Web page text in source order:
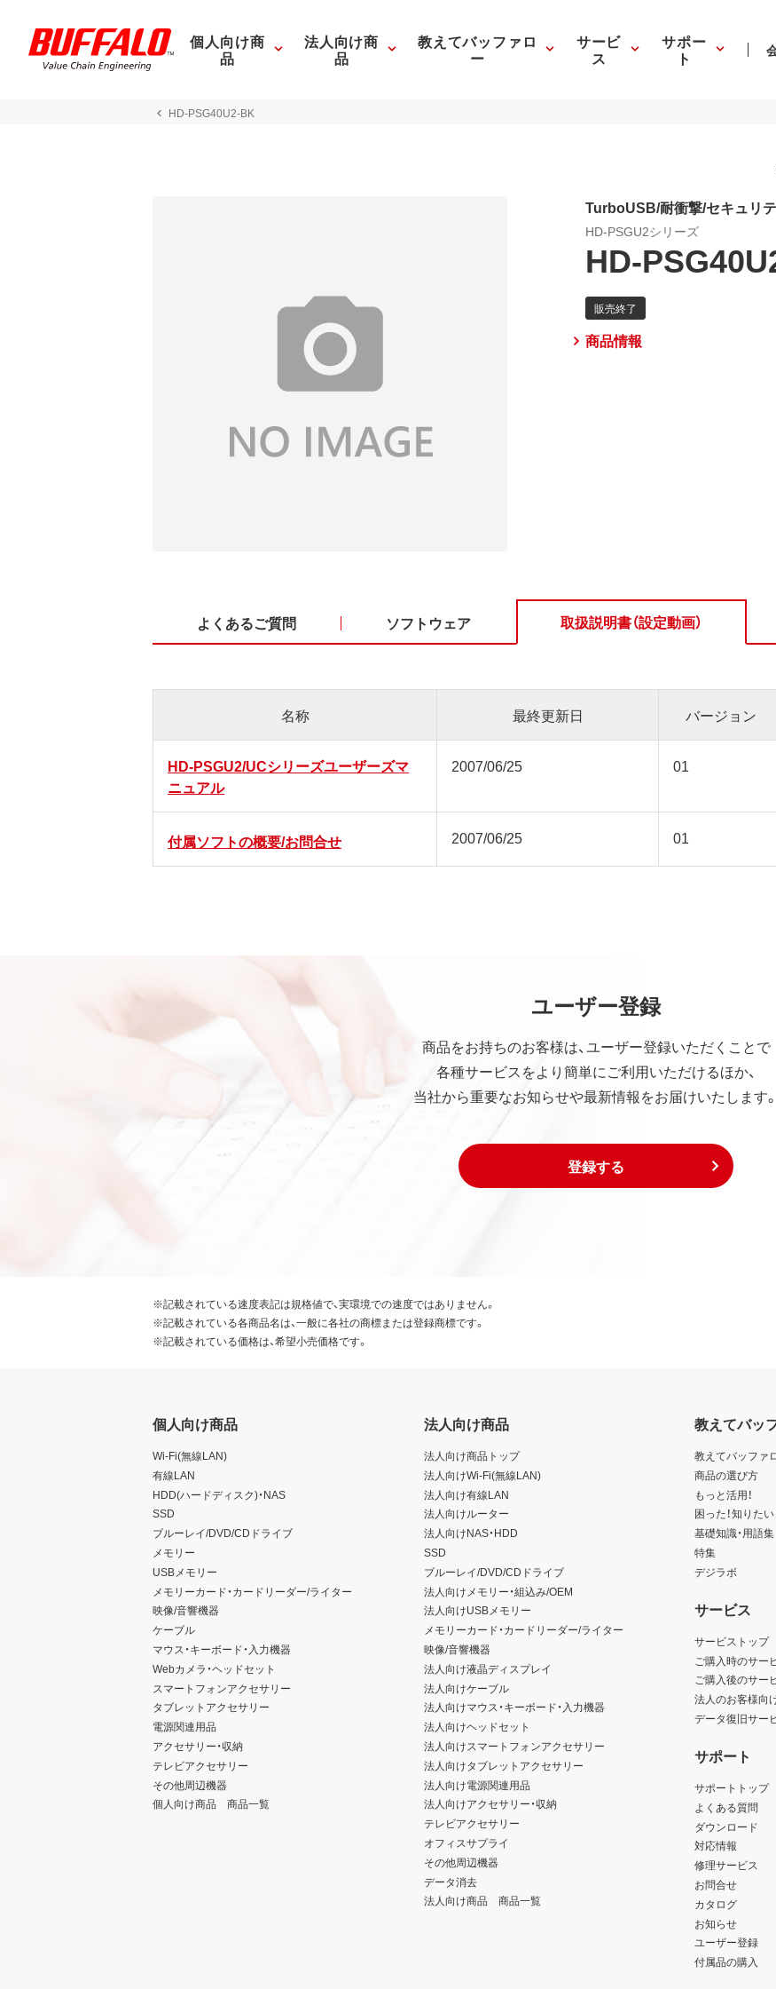
個人向け商
品
法人向け商
品
教えてバッファロ
ー
サービ
ス
サポー
ト
HD-PSG40U2-BK
TurboUSB/耐衝撃/セキュリ
HD-PSGU2シリーズ
HD-
商品情報
よくあるご質問 ソフトウェア 取扱説明書（設定動画）
名称 最終更新日 バージョン
HD-PSGU2/UCシリーズユーザーズマ
ニュアル
2007/06/25 01
付属ソフトの概要/お問合せ 2007/06/25 01
ユーザー登録
商品をお持ちのお客様は、ユーザー登録いただくことで
各種サービスをより簡単にご利用いただけるほか、
当社から重要なお知らせや最新情報をお届けいたします。
登録する
※記載されている速度表記は規格値で、実環境での速度ではありません。
※記載されている各商品名は、一般に各社の商標または登録商標です。
※記載されている価格は、希望小売価格です。
個人向け商品
Wi-Fi(無線LAN)
有線LAN
HDD(ハードディスク)・NAS
SSD
ブルーレイ/DVD/CDドライブ
メモリー
USBメモリー
メモリーカード・カードリーダー/ライター
映像/音響機器
ケーブル
マウス・キーボード・入力機器
Webカメラ・ヘッドセット
スマートフォンアクセサリー
タブレットアクセサリー
電源関連用品
アクセサリー・収納
テレビアクセサリー
その他周辺機器
個人向け商品 商品一覧
法人向け商品
法人向け商品トップ
法人向けWi-Fi(無線LAN)
法人向け有線LAN
法人向けルーター
法人向けNAS・HDD
SSD
ブルーレイ/DVD/CDドライブ
法人向けメモリー・組込み/OEM
法人向けUSBメモリー
メモリーカード・カードリーダー/ライター
映像/音響機器
法人向け液晶ディスプレイ
法人向けケーブル
法人向けマウス・キーボード・入力機器
法人向けヘッドセット
法人向けスマートフォンアクセサリー
法人向けタブレットアクセサリー
法人向け電源関連用品
法人向けアクセサリー・収納
テレビアクセサリー
オフィスサプライ
その他周辺機器
データ消去
法人向け商品 商品一覧
教えてバッ
教えてバッファ
商品の選び方
もっと活用！
困った！知りた
基礎知識・用語集
特集
デジラボ
サービス
サービストップ
ご購入時のサー
ご購入後のサー
法人のお客様向
データ復旧サー
サポート
サポートトップ
よくある質問
ダウンロード
対応情報
修理サービス
お問合せ
カタログ
お知らせ
ユーザー登録
付属品の購入